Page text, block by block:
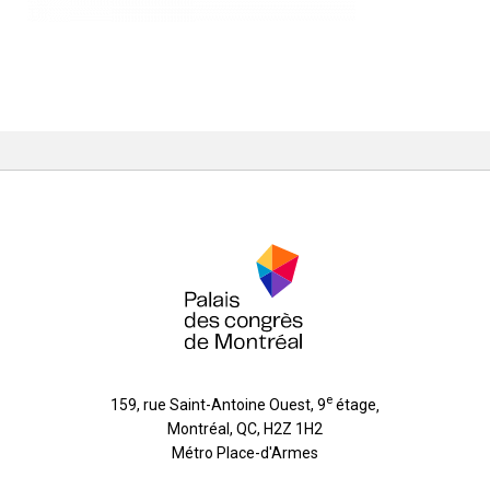
159, rue Saint-Antoine Ouest, 9e étage,
Montréal, QC, H2Z 1H2
Métro Place-d'Armes